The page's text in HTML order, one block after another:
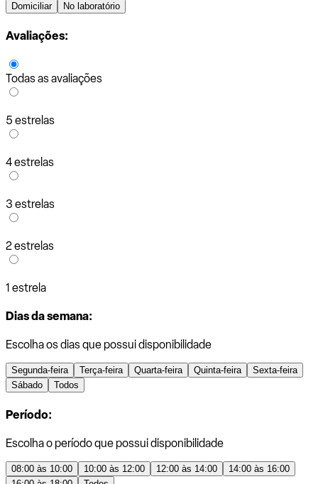
Domiciliar No laboratório
Avaliações:
Todas as avaliações
5 estrelas
4 estrelas
3 estrelas
2 estrelas
1 estrela
Dias da semana:
Escolha os dias que possui disponibilidade
Segunda-feira Terça-feira Quarta-feira Quinta-feira
Sexta-feira
Sábado
Todos
Período:
Escolha o período que possui disponibilidade
08:00 às 10:00 10:00 às 12:00 12:00 às 14:00
14:00 às 16:00